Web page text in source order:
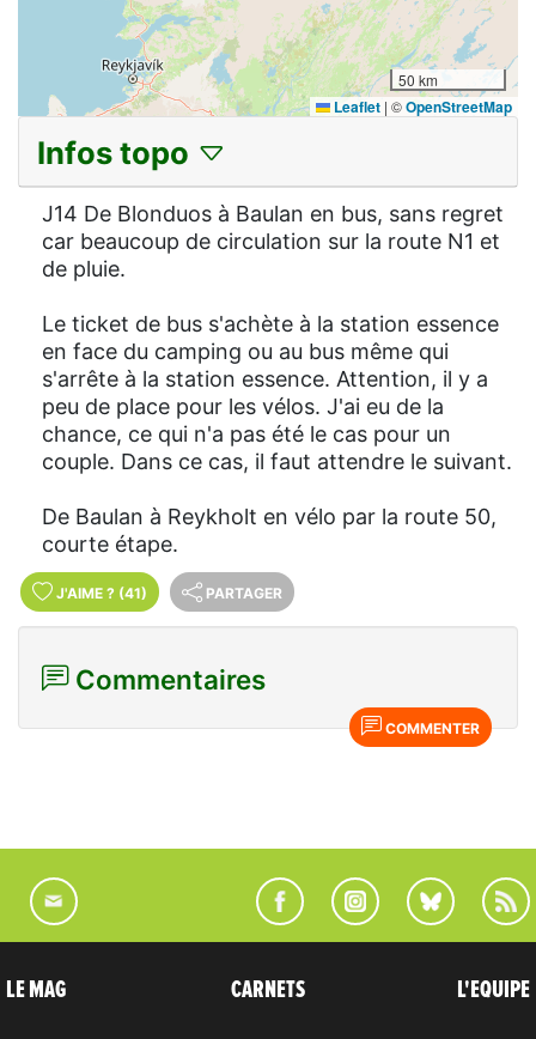
50 km
Leaflet | ©OpenStreetMap
Infos topo
J14 De Blonduos à Baulan en bus, sans regret
car beaucoup de circulation sur la route N1 et
de pluie.
Le ticket de bus s'achète à la station essence
en face du camping ou au bus même qui
s'arrête à la station essence. Attention, il y a
peu de place pour les vélos. J'ai eu de la
chance, ce qui n'a pas été le cas pour un
couple. Dans ce cas, il faut attendre le suivant.
De Baulan à Reykholt en vélo par la route 50,
courte étape.
J'AIME ? (41) PARTAGER
Commentaires
COMMENTER
LE MAG CARNETS L'EQUIPE